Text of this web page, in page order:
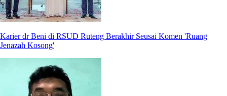
Karier dr Beni di RSUD Ruteng Berakhir Seusai Komen 'Ruang
Jenazah Kosong'